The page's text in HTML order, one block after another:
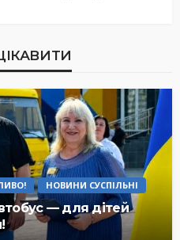
НОВИНИ СУСПІЛЬНІ
— для дітей